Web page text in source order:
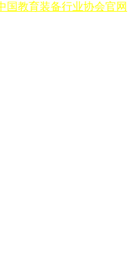
国教育装备行业协会官网